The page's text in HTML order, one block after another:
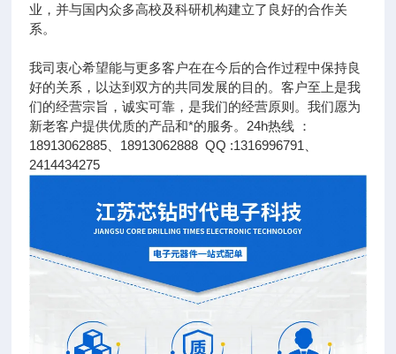
业，并与国内众多高校及科研机构建立了良好的合作关
系。
我司衷心希望能与更多客户在在今后的合作过程中保持良
好的关系，以达到双方的共同发展的目的。客户至上是我
们的经营宗旨，诚实可靠，是我们的经营原则。我们愿为
新老客户提供优质的产品和*的服务。24h热线 ：
18913062885、18913062888 QQ :1316996791、
2414434275